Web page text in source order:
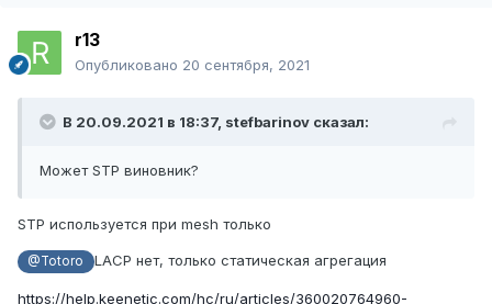
агрегировать порты, поэтому просто поставил
и обозначил порт в транк с тегированными вланами.
Убираем аггрегейшн - линк возвращается.
Я погуглил немного, насколько я понял - LACP
не поддерживается в Keenetic.
r13
Опубликовано 20 сентября, 2021
В 20.09.2021 в 18:37, stefbarinov сказал:
Может STP виновник?
STP используется при mesh только
@Totoro LACP нет, только статическая агрегация
https://help.keenetic.com/hc/ru/articles/360020764960-